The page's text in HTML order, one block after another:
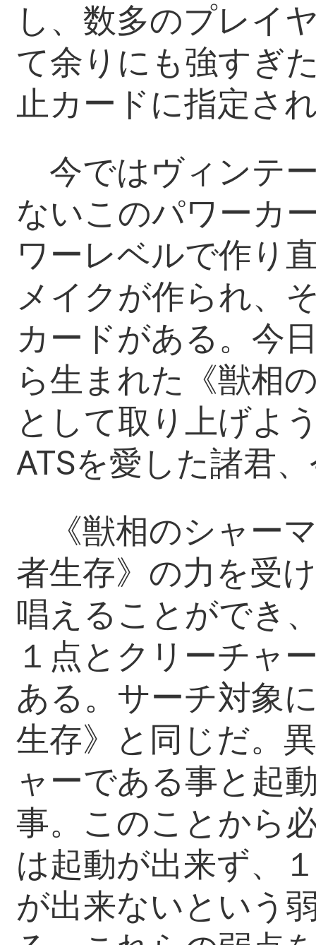
し、数多のプレイ
て余りにも強すぎ
止カードに指定さ
今ではヴィンテ
ないこのパワーカ
ワーレベルで作り
メイクが作られ、
カードがある。今
ら生まれた《獣相
として取り上げよ
ATSを愛した諸君
《獣相のシャー
者生存》の力を受
唱えることができ
１点とクリーチャ
ある。サーチ対象
生存》と同じだ。
ャーである事と起
事。このことから
は起動が出来ず、
が出来ないという